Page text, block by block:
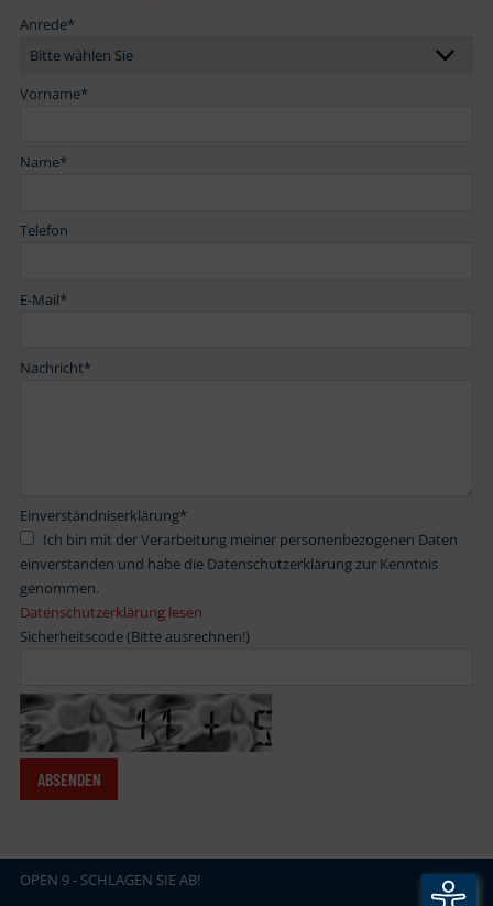
Anrede*
Vorname*
Name*
Telefon
E-Mail*
Nachricht*
Einverständniserklärung*
einverstanden und habe die Datenschutzerklärung zur Kenntnis
genommen.
Datenschutzerklärung lesen
Sicherheitscode (Bitte ausrechnen!)
OPEN.9 - SCHLAGEN SIE AB!